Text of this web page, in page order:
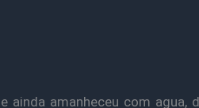
ainda amanheceu com agua,